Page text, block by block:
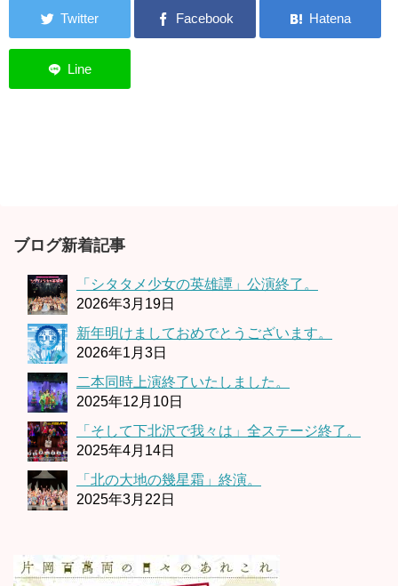
ブログ新着記事
「シタタメ少女の英雄譚」公演終了。
2026年3月19日
新年明けましておめでとうございます。
2026年1月3日
二本同時上演終了いたしました。
2025年12月10日
「そして下北沢で我々は」全ステージ終了。
2025年4月14日
「北の大地の幾星霜」終演。
2025年3月22日